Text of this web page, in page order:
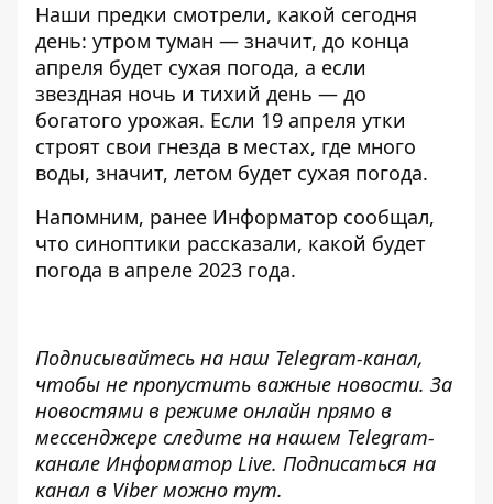
Наши предки смотрели, какой сегодня
день: утром туман — значит, до конца
апреля будет сухая погода, а если
звездная ночь и тихий день — до
богатого урожая. Если 19 апреля утки
строят свои гнезда в местах, где много
воды, значит, летом будет сухая погода.
Напомним, ранее Информатор сообщал,
что синоптики рассказали, какой будет
погода в апреле 2023 года.
Подписывайтесь на наш Telegram-канал,
чтобы не пропустить важные новости. За
новостями в режиме онлайн прямо в
мессенджере следите на нашем Telegram-
канале Информатор Live. Подписаться на
канал в Viber можно тут.